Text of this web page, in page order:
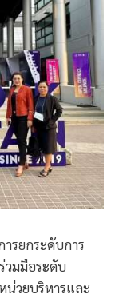
ยกระดับการ
วมมือระดับ
น่วยบริหารและ